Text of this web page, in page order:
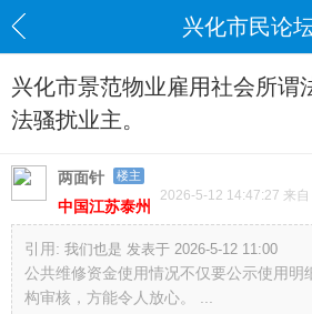
兴化市民论
兴化市景范物业雇用社会所谓
法骚扰业主。
两面针 楼主
2026-5-12 14:47:27 来自
中国江苏泰州
引用: 我们也是 发表于 2026-5-12 11:00
公共维修资金使用情况不仅要公示使用明
构审核，方能令人放心。 ...